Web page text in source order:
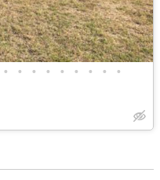
• • • • • • • • •